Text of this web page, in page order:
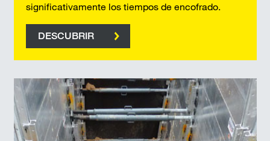
significativamente los tiempos de encofrado.
DESCUBRIR